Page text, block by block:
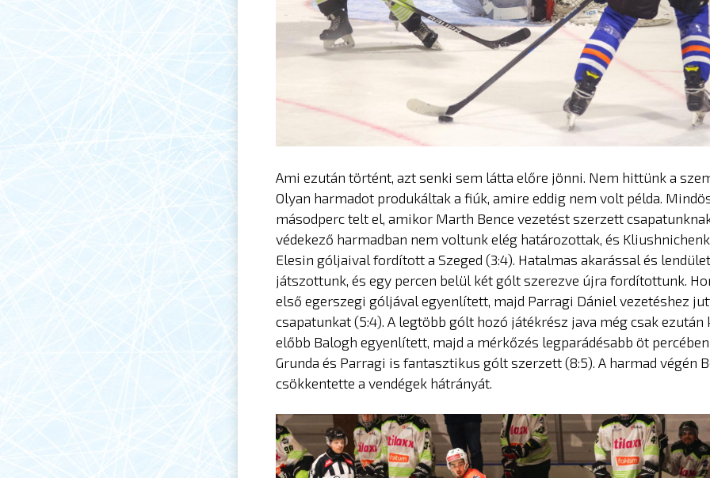
Ami ezután történt, azt senki sem látta előre jönni. Nem hittünk a
Olyan harmadot produkáltak a fiúk, amire eddig nem volt példa.
másodperc telt el, amikor Marth Bence vezetést szerzett
védekező harmadban nem voltunk elég határozottak, és
Elesin góljaival fordított a Szeged (3:4). Hatalmas akarással és
játszottunk, és egy percen belül két gólt szerezve újra fordítottunk.
első egerszegi góljával egyenlített, majd Parragi Dániel vezetéshez
csapatunkat (5:4). A legtöbb gólt hozó játékrész java még csak ezután
előbb Balogh egyenlített, majd a mérkőzés legparádésabb öt percében
Grunda és Parragi is fantasztikus gólt szerzett (8:5). A harmad végén
csökkentette a vendégek hátrányát.